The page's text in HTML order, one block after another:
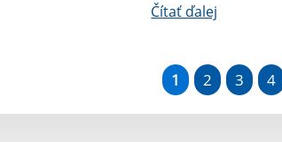
Čítať ďalej
1 2 3 4